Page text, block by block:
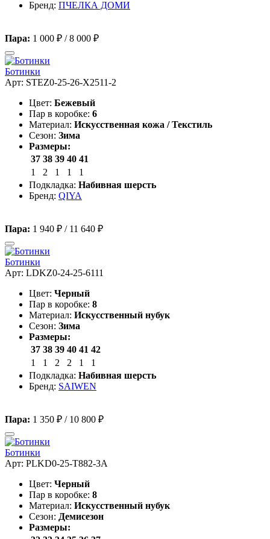
Бренд: ПЧЕЛКА ДОМИ
Пара: 1 000 ₽ /8 000 ₽
Ботинки
Арт: STEZ0-25-26-X2511-2
Цвет: Бежевый
Пар в коробке: 6
Материал: Искусственная кожа / Текстиль
Сезон: Зима
Размеры:
37 38 39 40 41
1
2 1 1
1
Подкладка: Набивная шерсть
Бренд: QIYA
Пара: 1 940 ₽ / 11 640 ₽
Ботинки
Арт: LDKZ0-24-25-6111
Цвет: Черный
Пар в коробке: 8
Материал: Искусственный нубук
Сезон: Зима
Размеры:
37 38 39 40 41 42
1
1 2 2 1
1
Подкладка: Набивная шерсть
Бренд: SAIWEN
Пара: 1 350 ₽ / 10 800 ₽
Ботинки
Арт: PLKD0-25-T882-3A
Цвет: Черный
Пар в коробке: 8
Материал: Искусственный нубук
Сезон: Демисезон
Размеры: